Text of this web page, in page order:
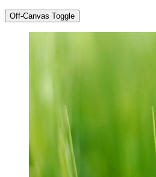
Off-Canvas Toggle